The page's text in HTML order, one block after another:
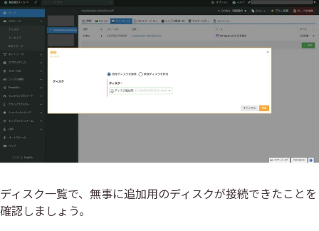
ディスク一覧で、無事に追加用のディスクが接続できたことを
確認しましょう。